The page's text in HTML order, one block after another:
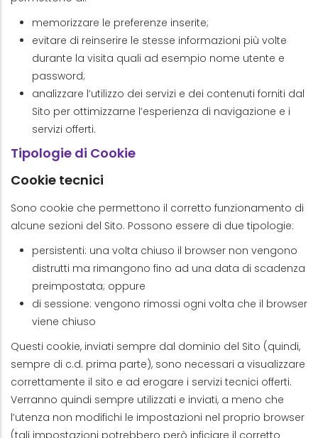
memorizzare le preferenze inserite;
evitare di reinserire le stesse informazioni più volte
durante la visita quali ad esempio nome utente e
password;
analizzare l’utilizzo dei servizi e dei contenuti forniti dal
Sito per ottimizzarne l’esperienza di navigazione e i
servizi offerti.
Tipologie di Cookie
Cookie tecnici
Sono cookie che permettono il corretto funzionamento di
alcune sezioni del Sito. Possono essere di due tipologie:
persistenti: una volta chiuso il browser non vengono
distrutti ma rimangono fino ad una data di scadenza
preimpostata; oppure
di sessione: vengono rimossi ogni volta che il browser
viene chiuso
Questi cookie, inviati sempre dal dominio del Sito (quindi,
sempre di c.d. prima parte), sono necessari a visualizzare
correttamente il sito e ad erogare i servizi tecnici offerti.
Verranno quindi sempre utilizzati e inviati, a meno che
l’utenza non modifichi le impostazioni nel proprio browser
(tali impostazioni potrebbero però inficiare il corretto